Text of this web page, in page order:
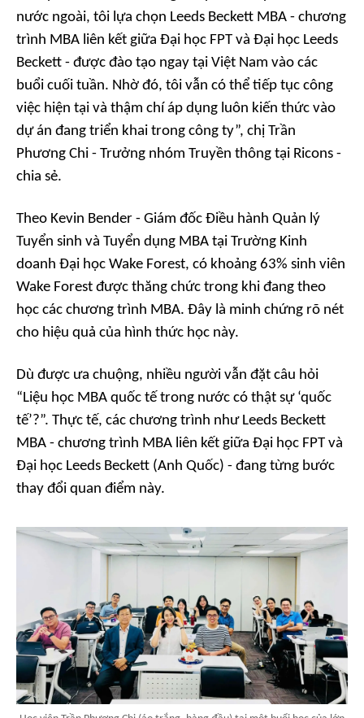
nước ngoài, tôi lựa chọn Leeds Beckett MBA - chương
trình MBA liên kết giữa Đại học FPT và Đại học Leeds
Beckett - được đào tạo ngay tại Việt Nam vào các
buổi cuối tuần. Nhờ đó, tôi vẫn có thể tiếp tục công
việc hiện tại và thậm chí áp dụng luôn kiến thức vào
dự án đang triển khai trong công ty”, chị Trần
Phương Chi - Trưởng nhóm Truyền thông tại Ricons -
chia sẻ.
Theo Kevin Bender - Giám đốc Điều hành Quản lý
Tuyển sinh và Tuyển dụng MBA tại Trường Kinh
doanh Đại học Wake Forest, có khoảng 63% sinh viên
Wake Forest được thăng chức trong khi đang theo
học các chương trình MBA. Đây là minh chứng rõ nét
cho hiệu quả của hình thức học này.
Dù được ưa chuộng, nhiều người vẫn đặt câu hỏi
“Liệu học MBA quốc tế trong nước có thật sự ‘quốc
tế’?”. Thực tế, các chương trình như Leeds Beckett
MBA - chương trình MBA liên kết giữa Đại học FPT và
Đại học Leeds Beckett (Anh Quốc) - đang từng bước
thay đổi quan điểm này.